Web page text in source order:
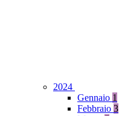
2024
Gennaio 1
Febbraio 3